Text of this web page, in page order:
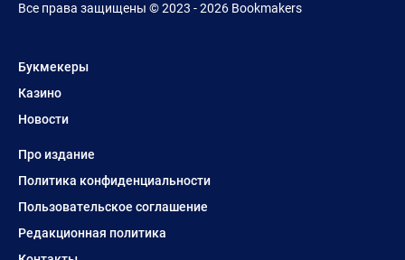
Все права защищены © 2023 - 2026 Bookmakers
Букмекеры
Казино
Новости
Про издание
Политика конфиденциальности
Пользовательское соглашение
Редакционная политика